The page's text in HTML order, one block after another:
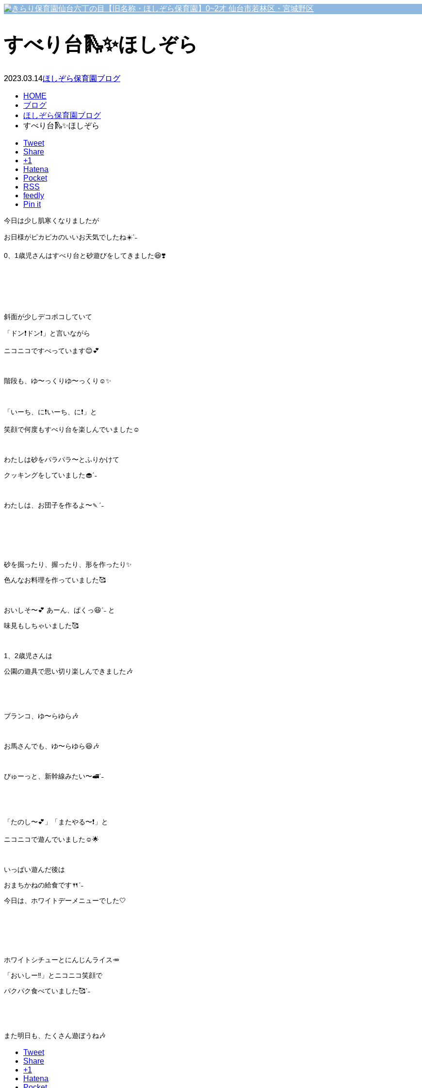
すべり台🛝✨ほしぞら
2023.03.14ほしぞら保育園ブログ
HOME
ブログ
ほしぞら保育園ブログ
すべり台🛝✨ほしぞら
Tweet
Share
+1
Hatena
Pocket
RSS
feedly
Pin it
今日は少し肌寒くなりましたが
お日様がピカピカのいいお天気でしたね☀️ˊ˗
0、1歳児さんはすべり台と砂遊びをしてきました😆❣️
斜面が少しデコボコしていて
「ドン❗️ドン❗️」と言いながら
ニコニコですべっています😊💕
階段も、ゆ〜っくりゆ〜っくり☺️✨
「いーち、に❗️いーち、に❗️」と
笑顔で何度もすべり台を楽しんでいました☺️
わたしは砂をパラパラ〜とふりかけて
クッキングをしていました🧁ˊ˗
わたしは、お団子を作るよ〜🍡ˊ˗
砂を掘ったり、握ったり、形を作ったり✨
色んなお料理を作っていました🥰
おいしそ〜💕 あーん、ぱくっ😆ˊ˗ と
味見もしちゃいました🥰
1、2歳児さんは
公園の遊具で思い切り楽しんできました🎶
ブランコ、ゆ〜らゆら🎶
お馬さんでも、ゆ〜らゆら😆🎶
ぴゅーっと、新幹線みたい〜🚅ˊ˗
「たのし〜💕」「またやる〜❗️」と
ニコニコで遊んでいました☺️🌟
いっぱい遊んだ後は
おまちかねの給食です🍴ˊ˗
今日は、ホワイトデーメニューでした🤍
ホワイトシチューとにんじんライス🥕
「おいしー‼️」とニコニコ笑顔で
パクパク食べていました🥰ˊ˗
また明日も、たくさん遊ぼうね🎶
Tweet
Share
+1
Hatena